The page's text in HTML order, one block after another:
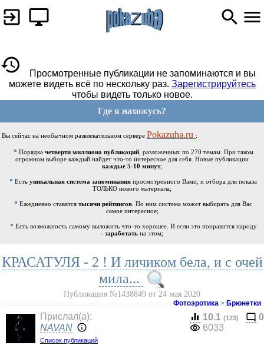
Просмотренные публикации не запоминаются и вы
можете видеть всё по нескольку раз. Зарегистрируйтесь
чтобы видеть только новое.
Где я нахожусь?
Вы сейчас на необычном развлекательном сервере Pokazuha.ru :
Порядка четверти миллиона публикаций, разложенных по 270 темам. При таком
огромном выборе каждый найдет что-то интересное для себя. Новые публикации
каждые 5-10 минут;
Есть уникальная система запоминания просмотренного Вами, и отбора для показа
ТОЛЬКО нового материала;
Ежедневно ставятся тысячи рейтингов . По ним система может выбирать для Вас
самое интересное;
Есть возможность самому выложить что-то хорошее. И если это понравится народу
- заработать на этом;
КРАСАТУЛЯ - 2 ! И личиком бела, и с очей
мила...
Публикация №1438849 от 24 мая 2020
Фотоэротика > Брюнетки
Прислал(a):
NAVAN
Список публикаций
10.1 (123)
0
6033